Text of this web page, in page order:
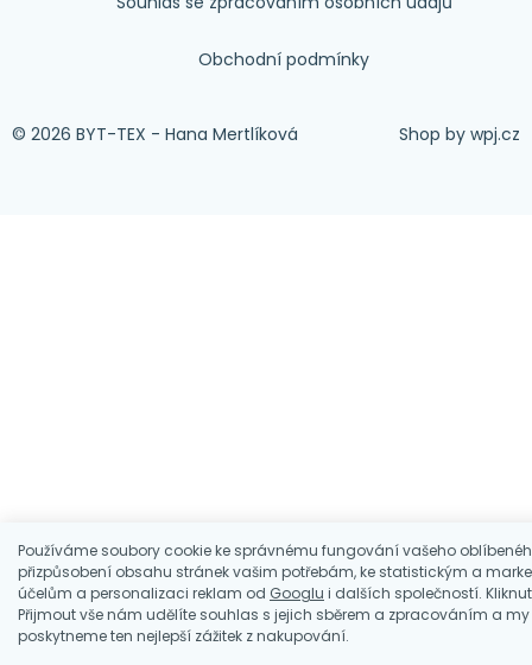
© 2026 BYT-TEX - Hana Mertlíková
Obchodní podmínky
Shop by wpj.cz
Používáme soubory cookie ke správnému fungování vašeho
přizpůsobení obsahu stránek vašim potřebám, ke statistickým a
účelům a personalizaci reklam od Googlu i dalších společností.
Přijmout vše nám udělíte souhlas s jejich sběrem a zpracováním a
poskytneme ten nejlepší zážitek z nakupování.